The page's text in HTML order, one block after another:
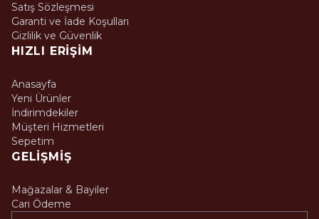
Satış Sözleşmesi
Garanti ve İade Koşulları
Gizlilik ve Güvenlik
HIZLI ERIŞIM
Anasayfa
Yeni Ürünler
İndirimdekiler
Müşteri Hizmetleri
Sepetim
GELIŞMIŞ
Mağazalar & Bayiler
Cari Ödeme